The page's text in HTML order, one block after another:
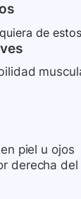
de
piel u ojos
derecha